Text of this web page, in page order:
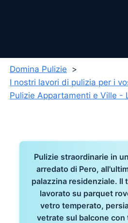
Domina Pulizie
I nostri lavori di pulizia per i
Pulizie Appartamenti e Ville -
Pulizie straordinarie in
arredato di Pero,
palazzina residenziale. Il
lavorato su parquet
vetro temperato,
vetrate sul balcone con